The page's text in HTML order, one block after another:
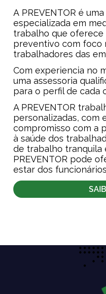
A PREVENTOR é
especializada em
trabalho que
preventivo com foco
trabalhadores das
Com experiencia no
uma assessoria
para o perfil de cada
A PREVENTOR
personalizadas, com
compromisso com a
à saúde dos
de trabalho tranquila
PREVENTOR pode
estar dos